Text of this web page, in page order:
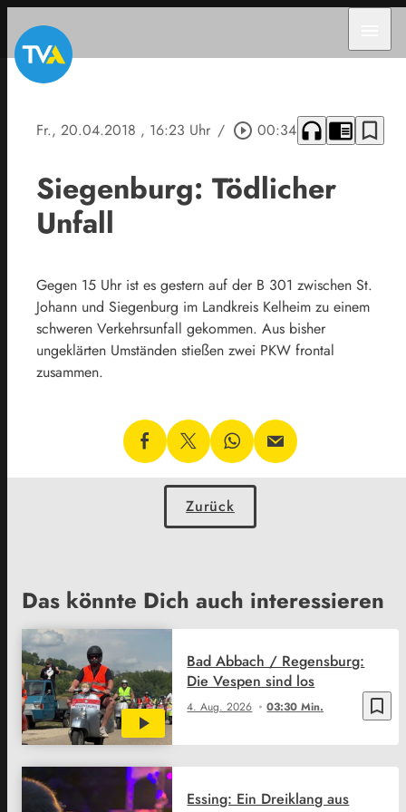
Fr., 20.04.2018 , 16:23 Uhr / play_circle_outline 00:34 headphones chrome_reader_mode bookmark_border
Siegenburg: Tödlicher
Unfall
Gegen 15 Uhr ist es gestern auf der B 301 zwischen St.
Johann und Siegenburg im Landkreis Kelheim zu einem
schweren Verkehrsunfall gekommen. Aus bisher
ungeklärten Umständen stießen zwei PKW frontal
zusammen.
Zurück
Das könnte Dich auch interessieren
bookmark_border
4. Aug. 2026 03:30 Min.
Bad Abbach / Regensburg:
Die Vespen sind los
Essing: Ein Dreiklang aus